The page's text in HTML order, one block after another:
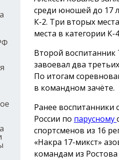
среди юношей до 17
К-2. Три вторых
места в категории К-
Второй воспитанник
завоевал два
По итогам
в командном зачёте.
Ранее воспитанники
России по парусному
спортсменов из 16
«Накра 17-микст»
командам из